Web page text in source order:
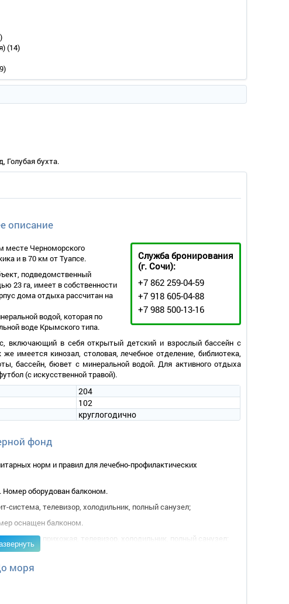
(14)
Голубая бухта.
описание
Служба бронирования
(г. Сочи):
+7 862 259-04-59
+7 918 605-04-88
+7 988 500-13-16
месте Черноморского
и в 70 км от Туапсе.
подведомственный
23 га, имеет в собственности
дома отдыха рассчитан на
водой, которая по
воде Крымского типа.
включающий в себя открытый детский и взрослый бассейн с
имеется кинозал, столовая, лечебное отделение, библиотека,
бассейн, бювет с минеральной водой. Для активного отдыха
(с искусственной травой).
204
102
круглогодично
фонд
норм и правил для лечебно-профилактических
оборудован балконом.
система, телевизор, холодильник, полный санузел;
оснащен балконом.
система, прихожая, телевизор, холодильник, полный санузел;
террасу.
система, телевизор, холодильник, прихожая, полный санузел.
моря